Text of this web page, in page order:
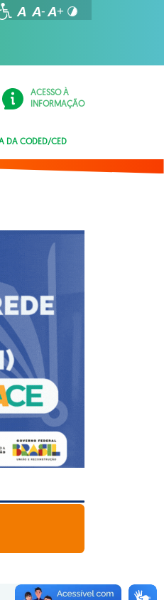
ACESSO À
INFORMAÇÃO
DA CODED/CED